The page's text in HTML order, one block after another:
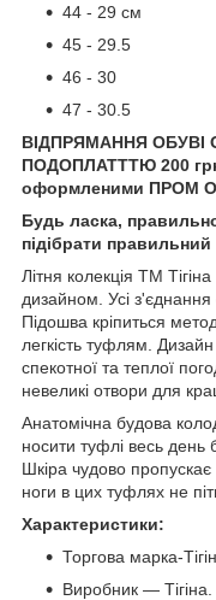
44 - 29 см
45 - 29.5
46 - 30
47 - 30.5
ВІДПРЯМАННЯ
ПОДОПЛАТТТЮ 200
оформленими ПРОМ
Будь ласка,
підібрати правильний
Літня колекція ТМ
дизайном. Усі
Підошва кріпиться
легкість туфлям.
спекотної та теплої
невеликі отвори для
Анатомічна будова
носити туфлі весь день
Шкіра чудово пропускає
ноги в цих туфлях не
Характеристики:
Торгова марка-
Виробник — Тігіна.